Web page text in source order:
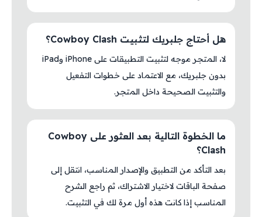
هل أحتاج جلبريك لتثبيت Cowboy Clash؟
لا، المتجر موجه لتثبيت التطبيقات على iPhone وiPad
بدون جلبريك، مع الاعتماد على خطوات التفعيل
والتثبيت الصحيحة داخل المتجر.
ما الخطوة التالية بعد العثور على Cowboy
Clash؟
بعد التأكد من التطبيق والإصدار المناسب، انتقل إلى
صفحة الباقات لاختيار الاشتراك، ثم راجع الشرح
المناسب إذا كانت هذه أول مرة لك في التثبيت.